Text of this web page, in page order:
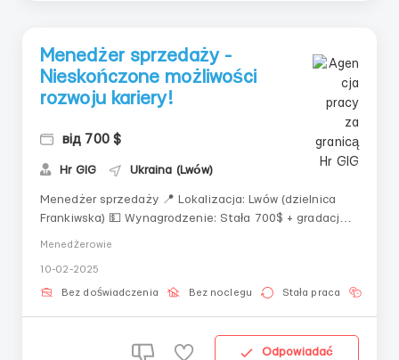
Menedżer sprzedaży -
Nieskończone możliwości
rozwoju kariery!
від 700 $
Hr GIG Ukraina (Lwów)
Menedżer sprzedaży 📍 Lokalizacja: Lwów (dzielnica
Frankiwska) 💵 Wynagrodzenie: Stała 700$ + gradacja
stawki + premie 💵 ⏰ Grafik: Poniedziałek-piątek,11:00-
sam(a) masz wpływ na swoje zarobki Możliwość rozwoju
kariery — możliwoś...
Menedżerowie
10-02-2025
Bez doświadczenia Bez noclegu Stała praca
Odpowiadać